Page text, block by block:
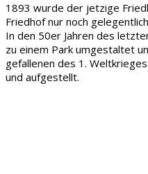
1893 wurde der jetzige
Friedhof nur noch
In den 50er Jahren des
zu einem Park umgestaltet
gefallenen des 1.
und aufgestellt.